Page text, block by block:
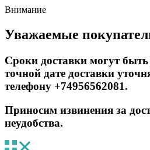
Внимание
Уважаемые
Сроки доставки могут
точной дате доставки
телефону +74956562081.
Приносим извинения за
неудобства.